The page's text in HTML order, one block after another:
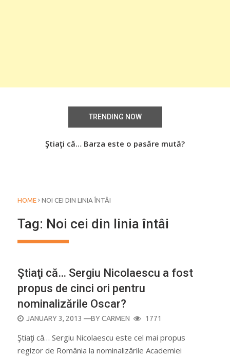
TRENDING NOW
Ştiaţi că… Barza este o pasăre mută?
HOME › NOI CEI DIN LINIA ÎNTÂI
Tag: Noi cei din linia întâi
Ştiaţi că… Sergiu Nicolaescu a fost
propus de cinci ori pentru
nominalizările Oscar?
POSTED
JANUARY 3, 2013 —BYCARMEN 1771
Ştiaţi că… Sergiu Nicolaescu este cel mai propus
regizor de România la nominalizările Academiei